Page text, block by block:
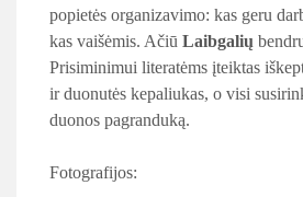
popietės organizavimo: kas geru
kas vaišėmis. Ačiū Laibgalių
Prisiminimui literatėms įteiktas
ir duonutės kepaliukas, o visi
duonos pagranduką.
Fotografijos: